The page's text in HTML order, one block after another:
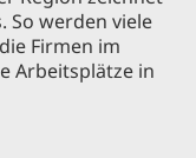
So werden viele
Firmen im
Arbeitsplätze in